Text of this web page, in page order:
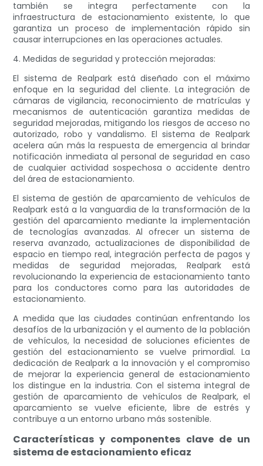
también se integra perfectamente con la
infraestructura de estacionamiento existente, lo que
garantiza un proceso de implementación rápido sin
causar interrupciones en las operaciones actuales.
4. Medidas de seguridad y protección mejoradas:
El sistema de Realpark está diseñado con el máximo
enfoque en la seguridad del cliente. La integración de
cámaras de vigilancia, reconocimiento de matrículas y
mecanismos de autenticación garantiza medidas de
seguridad mejoradas, mitigando los riesgos de acceso no
autorizado, robo y vandalismo. El sistema de Realpark
acelera aún más la respuesta de emergencia al brindar
notificación inmediata al personal de seguridad en caso
de cualquier actividad sospechosa o accidente dentro
del área de estacionamiento.
El sistema de gestión de aparcamiento de vehículos de
Realpark está a la vanguardia de la transformación de la
gestión del aparcamiento mediante la implementación
de tecnologías avanzadas. Al ofrecer un sistema de
reserva avanzado, actualizaciones de disponibilidad de
espacio en tiempo real, integración perfecta de pagos y
medidas de seguridad mejoradas, Realpark está
revolucionando la experiencia de estacionamiento tanto
para los conductores como para las autoridades de
estacionamiento.
A medida que las ciudades continúan enfrentando los
desafíos de la urbanización y el aumento de la población
de vehículos, la necesidad de soluciones eficientes de
gestión del estacionamiento se vuelve primordial. La
dedicación de Realpark a la innovación y el compromiso
de mejorar la experiencia general de estacionamiento
los distingue en la industria. Con el sistema integral de
gestión de aparcamiento de vehículos de Realpark, el
aparcamiento se vuelve eficiente, libre de estrés y
contribuye a un entorno urbano más sostenible.
Características y componentes clave de un
sistema de estacionamiento eficaz